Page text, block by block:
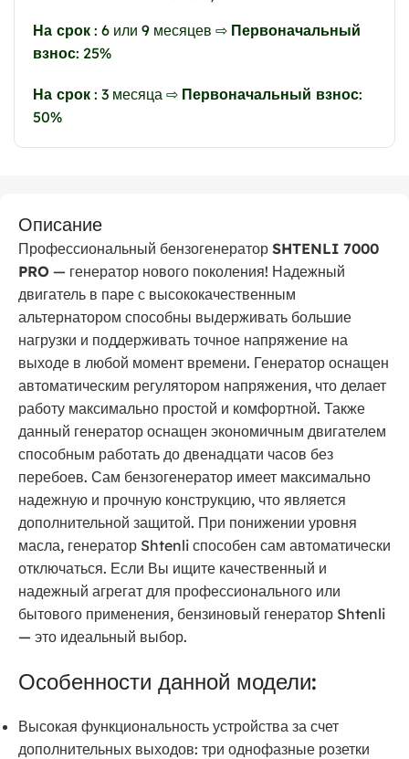
На срок : 6 или 9 месяцев ⇨ Первоначальный
взнос: 25%
На срок : 3 месяца ⇨ Первоначальный взнос:
50%
Описание
Профессиональный бензогенератор SHTENLI 7000
PRO — генератор нового поколения! Надежный
двигатель в паре с высококачественным
альтернатором способны выдерживать большие
нагрузки и поддерживать точное напряжение на
выходе в любой момент времени. Генератор оснащен
автоматическим регулятором напряжения, что делает
работу максимально простой и комфортной. Также
данный генератор оснащен экономичным двигателем
способным работать до двенадцати часов без
перебоев. Сам бензогенератор имеет максимально
надежную и прочную конструкцию, что является
дополнительной защитой. При понижении уровня
масла, генератор Shtenli способен сам автоматически
отключаться. Если Вы ищите качественный и
надежный агрегат для профессионального или
бытового применения, бензиновый генератор Shtenli
— это идеальный выбор.
Особенности данной модели:
Высокая функциональность устройства за счет
дополнительных выходов: три однофазные розетки